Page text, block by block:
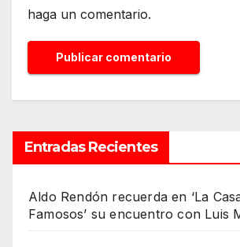
haga un comentario.
Entradas Recientes
Aldo Rendón recuerda en ‘La
Famosos’ su encuentro con Luis